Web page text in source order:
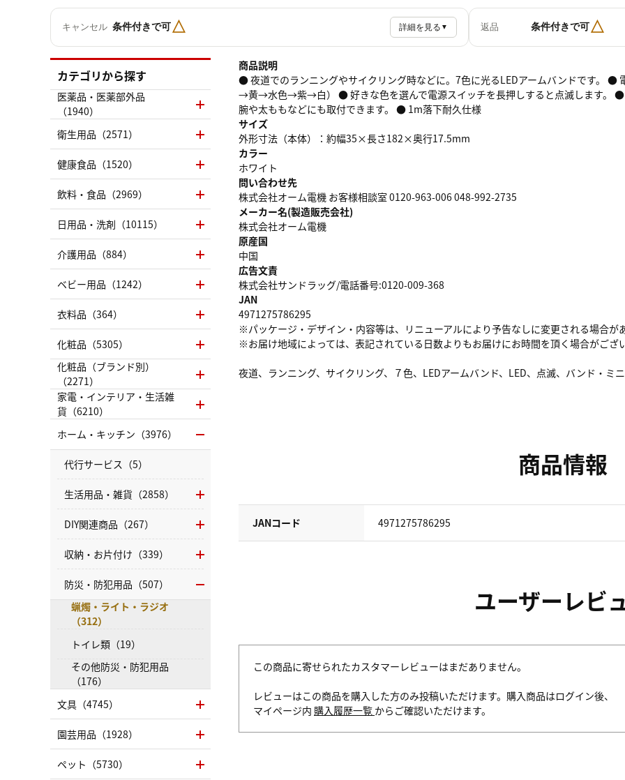
キャンセル 条件付きで可△ 詳細を見る ▼ 返品 条件付きで可△
商品説明
● 夜道でのランニングやサイクリング時などに。7色に光るLEDアームバンドです。
→黄→水色→紫→白） ● 好きな色を選んで電源スイッチを長押しすると点滅します。 ●
腕や太ももなどにも取付できます。 ● 1m落下耐久仕様
サイズ
外形寸法（本体）：約幅35×長さ182×奥行17.5mm
カラー
ホワイト
問い合わせ先
株式会社オーム電機 お客様相談室 0120-963-006 048-992-2735
メーカー名(製造販売会社)
株式会社オーム電機
原産国
中国
広告文責
株式会社サンドラッグ/電話番号:0120-009-368
JAN
4971275786295
※パッケージ・デザイン・内容等は、リニューアルにより予告なしに変更される場合が
※お届け地域によっては、表記されている日数よりもお届けにお時間を頂く場合がござ
夜道、ランニング、サイクリング、７色、LEDアームバンド、LED、点滅、バンド・ミ
商品情報
JANコード 4971275786295
ユーザーレビ
この商品に寄せられたカスタマーレビューはまだありません。
レビューはこの商品を購入した方のみ投稿いただけます。購入商品はログイン後、
マイページ内 購入履歴一覧 からご確認いただけます。
カテゴリから探す
医薬品・医薬部外品
（1940）
衛生用品（2571）
健康食品（1520）
飲料・食品（2969）
日用品・洗剤（10115）
介護用品（884）
ベビー用品（1242）
衣料品（364）
化粧品（5305）
化粧品（ブランド別）
（2271）
家電・インテリア・生活雑
貨（6210）
ホーム・キッチン（3976）
代行サービス（5）
生活用品・雑貨（2858）
DIY関連商品（267）
収納・お片付け（339）
防災・防犯用品（507）
蝋燭・ライト・ラジオ
（312）
トイレ類（19）
その他防災・防犯用品
（176）
文具（4745）
園芸用品（1928）
ペット（5730）